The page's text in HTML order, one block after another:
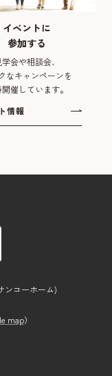
イベントに
参加する
学会や相談会、
なキャンペーンを
催しています。
情報
ンコーホーム)
map）